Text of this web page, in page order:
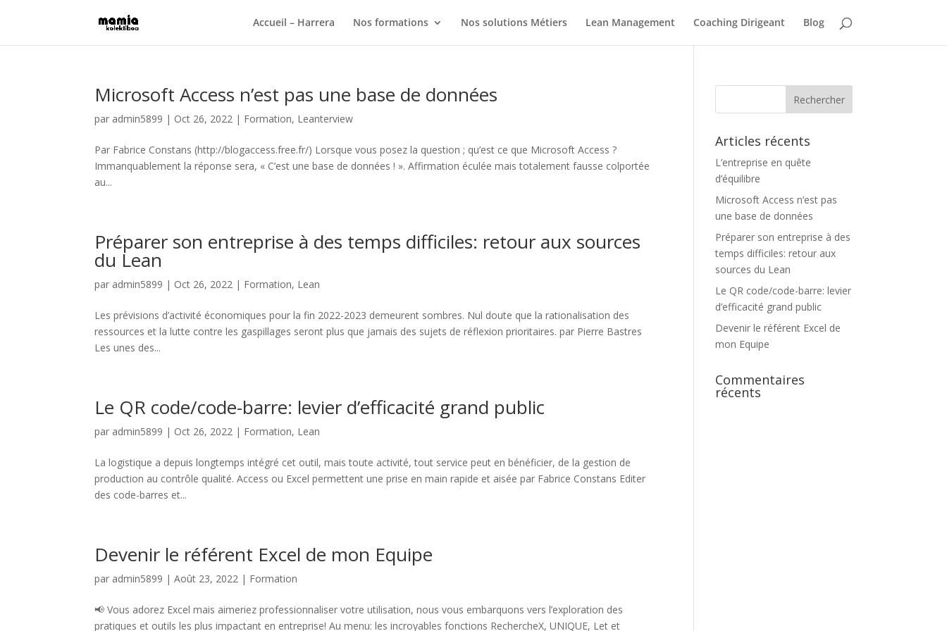
Accueil – Harrera Nos formations Nos solutions Métiers Lean Management Coaching Dirigeant Blog
Microsoft Access n’est pas une base de données
par admin5899 | Oct 26, 2022 | Formation, Leanterview
Par Fabrice Constans (http://blogaccess.free.fr/) Lorsque vous posez la question ; qu’est ce que Microsoft Access ?
Immanquablement la réponse sera, « C’est une base de données ! ». Affirmation éculée mais totalement fausse colportée
au...
Préparer son entreprise à des temps difficiles: retour aux sources
du Lean
par admin5899 | Oct 26, 2022 | Formation, Lean
Les prévisions d’activité économiques pour la fin 2022-2023 demeurent sombres. Nul doute que la rationalisation des
ressources et la lutte contre les gaspillages seront plus que jamais des sujets de réflexion prioritaires. par Pierre Bastres
Les unes des...
Le QR code/code-barre: levier d’efficacité grand public
par admin5899 | Oct 26, 2022 | Formation, Lean
La logistique a depuis longtemps intégré cet outil, mais toute activité, tout service peut en bénéficier, de la gestion de
production au contrôle qualité. Access ou Excel permettent une prise en main rapide et aisée par Fabrice Constans Editer
des code-barres et...
Devenir le référent Excel de mon Equipe
par admin5899 |Août 23, 2022 | Formation
📢 Vous adorez Excel mais aimeriez professionnaliser votre utilisation, nous vous embarquons vers l’exploration des
pratiques et outils les plus impactant en entreprise! Au menu: les incroyables fonctions RechercheX, UNIQUE, Let et
Articles récents
L’entreprise en quête
d’équilibre
Microsoft Access n’est pas
une base de données
Préparer son entreprise à des
temps difficiles: retour aux
sources du Lean
Le QR code/code-barre: levier
d’efficacité grand public
Devenir le référent Excel de
mon Equipe
Commentaires
récents